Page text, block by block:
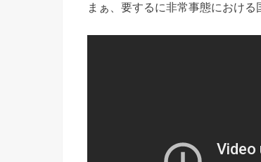
まぁ、要するに非常事態における